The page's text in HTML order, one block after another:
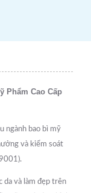
Phẩm Cao Cấp
ngành bao bì mỹ
và kiểm soát
da và làm đẹp trên